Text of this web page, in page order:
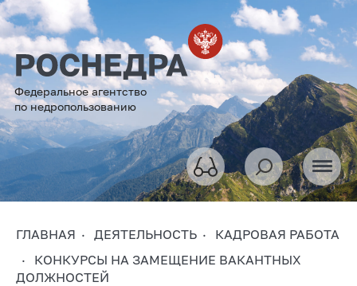
Федеральное агентство
по недропользованию
ГЛАВНАЯ ДЕЯТЕЛЬНОСТЬ
КАДРОВАЯ РАБОТА
КОНКУРСЫ НА ЗАМЕЩЕНИЕ ВАКАНТНЫХ
ДОЛЖНОСТЕЙ